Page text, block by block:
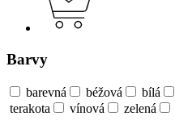
Barvy
barevná béžová bílá
terakota
vínová zelená